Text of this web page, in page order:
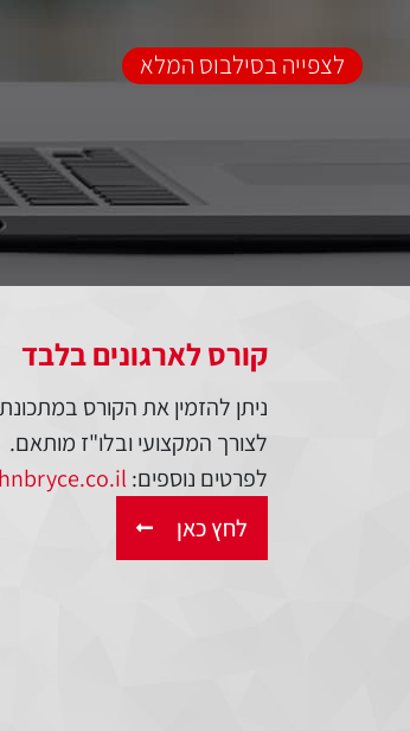
לצפייה בסילבוס המלא
קורס לארגונים בלבד
ניתן להזמין את הקורס
לצורך המקצועי ובלו"ז מותאם.
לפרטים נוספים:
לחץ כאן